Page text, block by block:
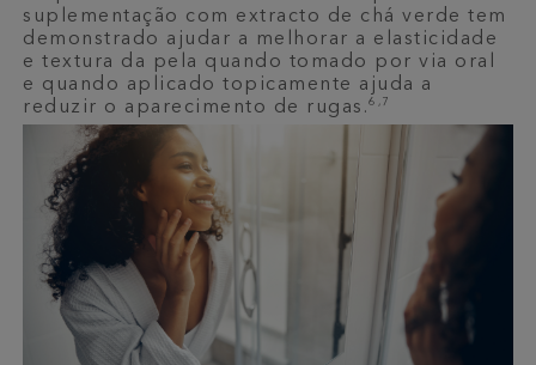
suplementação com extracto de chá verde tem
demonstrado ajudar a melhorar a elasticidade
e textura da pela quando tomado por via oral
e quando aplicado topicamente ajuda a
reduzir o aparecimento de rugas. 6,7